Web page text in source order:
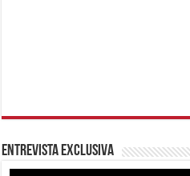
Entrevista Exclusiva